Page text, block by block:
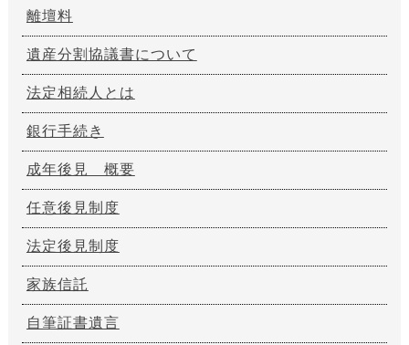
離壇料
遺産分割協議書について
法定相続人とは
銀行手続き
成年後見 概要
任意後見制度
法定後見制度
家族信託
自筆証書遺言